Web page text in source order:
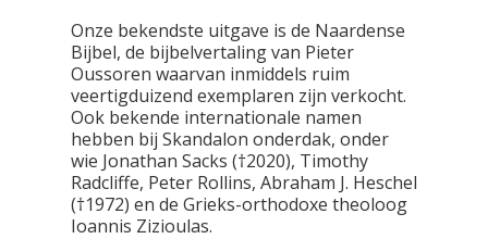
Onze bekendste uitgave is de Naardense
Bijbel, de bijbelvertaling van Pieter
Oussoren waarvan inmiddels ruim
veertigduizend exemplaren zijn verkocht.
Ook bekende internationale namen
hebben bij Skandalon onderdak, onder
wie Jonathan Sacks (†2020), Timothy
Radcliffe, Peter Rollins, Abraham J. Heschel
(†1972) en de Grieks-orthodoxe theoloog
Ioannis Zizioulas.